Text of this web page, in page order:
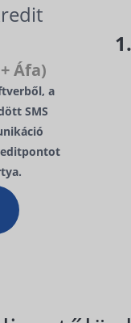
Áfa)
a
SMS